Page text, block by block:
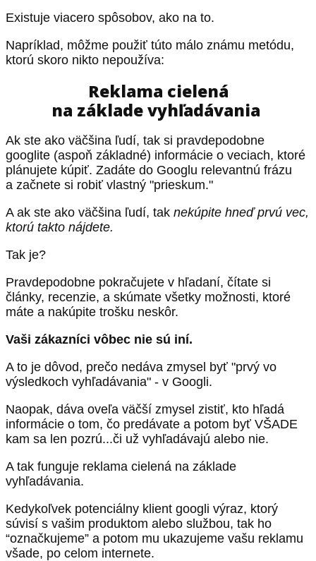
Existuje viacero spôsobov, ako na to.
Napríklad, môžme použiť túto málo známu metódu,
ktorú skoro nikto nepoužíva:
Reklama cielená
na základe vyhľadávania
Ak ste ako väčšina ľudí, tak si pravdepodobne
googlite (aspoň základné) informácie o veciach, ktoré
plánujete kúpiť. Zadáte do Googlu relevantnú frázu
a začnete si robiť vlastný "prieskum."
A ak ste ako väčšina ľudí, tak nekúpite hneď prvú vec,
ktorú takto nájdete.
Tak je?
Pravdepodobne pokračujete v hľadaní, čítate si
články, recenzie, a skúmate všetky možnosti, ktoré
máte a nakúpite trošku neskôr.
Vaši zákazníci vôbec nie sú iní.
A to je dôvod, prečo nedáva zmysel byť "prvý vo
výsledkoch vyhľadávania" - v Googli.
Naopak, dáva oveľa väčší zmysel zistiť, kto hľadá
informácie o tom, čo predávate a potom byť VŠADE
kam sa len pozrú...či už vyhľadávajú alebo nie.
A tak funguje reklama cielená na základe
vyhľadávania.
Kedykoľvek potenciálny klient googli výraz, ktorý
súvisí s vašim produktom alebo službou, tak ho
“označkujeme” a potom mu ukazujeme vašu reklamu
všade, po celom internete.